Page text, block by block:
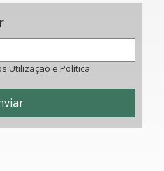
Utilização e Política